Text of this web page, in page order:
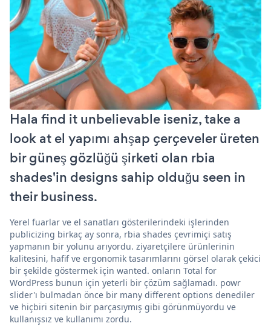
Hala find it unbelievable iseniz, take a
look at el yapımı ahşap çerçeveler üreten
bir güneş gözlüğü şirketi olan rbia
shades'in designs sahip olduğu seen in
their business.
Yerel fuarlar ve el sanatları gösterilerindeki işlerinden
publicizing birkaç ay sonra, rbia shades çevrimiçi satış
yapmanın bir yolunu arıyordu. ziyaretçilere ürünlerinin
kalitesini, hafif ve ergonomik tasarımlarını görsel olarak çekici
bir şekilde göstermek için wanted. onların Total for
WordPress bunun için yeterli bir çözüm sağlamadı. powr
slider'ı bulmadan önce bir many different options denediler
ve hiçbiri sitenin bir parçasıymış gibi görünmüyordu ve
kullanışsız ve kullanımı zordu.